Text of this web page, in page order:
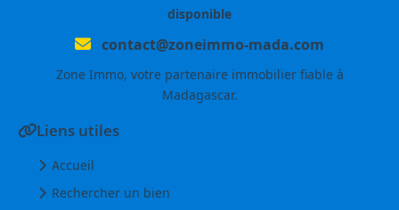
disponible
contact@zoneimmo-mada.com
Zone Immo, votre partenaire immobilier fiable à
Madagascar.
Liens utiles
Accueil
Rechercher un bien